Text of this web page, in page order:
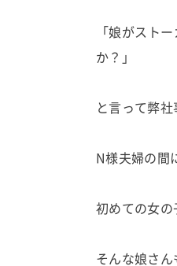
「娘がスト
か？」
と言って弊
N様夫婦の間
初めての女の
そんな娘さ